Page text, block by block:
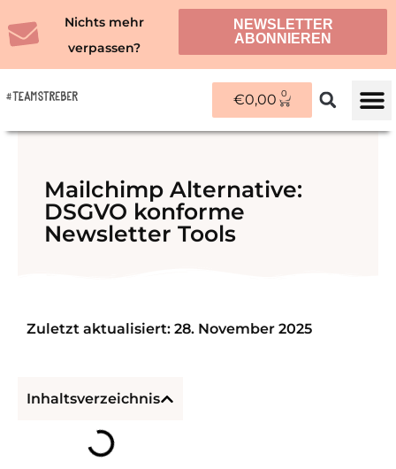
Inhalt
Nichts mehr
verpassen?
NEWSLETTER
ABONNIEREN
€0,00 0
WARENKORB
Mailchimp Alternative:
DSGVO konforme
Newsletter Tools
Zuletzt aktualisiert: 28. November 2025
Inhaltsverzeichnis